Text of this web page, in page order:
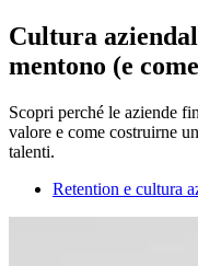
Cultura
mentono (e
Scopri perché le aziende
valore e come costruirne
talenti.
Retention e cultura